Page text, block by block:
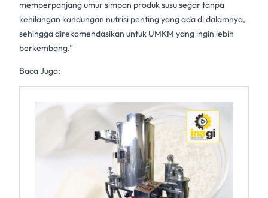
memperpanjang umur simpan produk susu segar tanpa
kehilangan kandungan nutrisi penting yang ada di dalamnya,
sehingga direkomendasikan untuk UMKM yang ingin lebih
berkembang.”
Baca Juga: